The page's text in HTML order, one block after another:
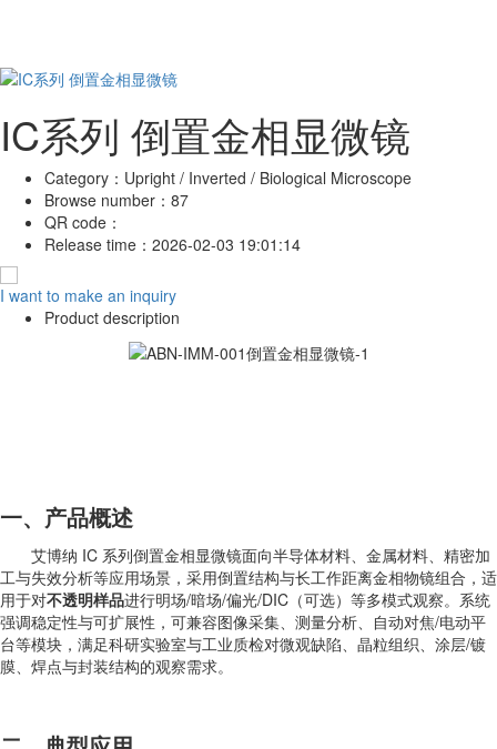
IC系列 倒置金相显微镜
Category： Upright / Inverted / Biological Microscope
Browse number： 87
QR code：
Release time： 2026-02-03 19:01:14
I want to make an inquiry
Product description
一、产品概述
艾博纳 IC 系列倒置金相显微镜面向半导体材料、金属材料、精密加
工与失效分析等应用场景，采用倒置结构与长工作距离金相物镜组合，适
用于对不透明样品进行明场/暗场/偏光/DIC（可选）等多模式观察。系统
强调稳定性与可扩展性，可兼容图像采集、测量分析、自动对焦/电动平
台等模块，满足科研实验室与工业质检对微观缺陷、晶粒组织、涂层/镀
膜、焊点与封装结构的观察需求。